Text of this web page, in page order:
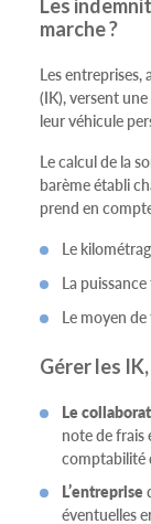
Les
marche ?
Les
(IK), versent
leur véhicule
Le calcul de la
barème établi
prend en
Le
La
Le moyen
Gérer les
Le
note de frais
comptabilité
L’entreprise
éventuelles